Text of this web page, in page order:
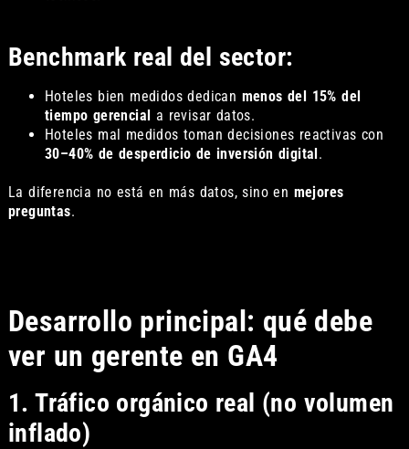
Benchmark real del sector:
Hoteles bien medidos dedican menos del 15% del
tiempo gerencial
a revisar datos.
Hoteles mal medidos toman decisiones reactivas con
30–40% de desperdicio de inversión digital .
La diferencia no está en más datos, sino en mejores
preguntas.
Desarrollo principal: qué debe
ver un gerente en GA4
1. Tráfico orgánico real (no volumen
inflado)